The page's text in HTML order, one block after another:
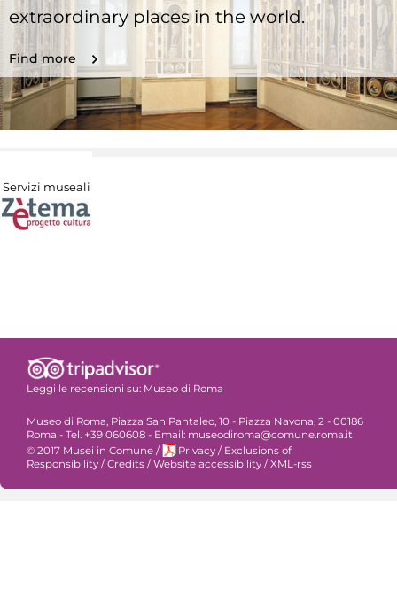
extraordinary places in the world.
Find more
Servizi museali
Leggi le recensioni su: Museo di Roma
Museo di Roma, Piazza San Pantaleo, 10 - Piazza Navona, 2 - 00186
Roma - Tel. +39 060608 - Email: museodiroma@comune.roma.it
© 2017 Musei in Comune / Privacy / Exclusions of
Responsibility /Credits /Website accessibility /XML-rss